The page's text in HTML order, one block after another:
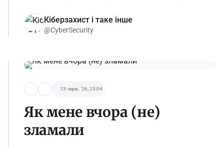
Кіберзахист і таке інше
@CyberSecurity
13 черв. '26, 23:04
Як мене вчора (не)
зламали